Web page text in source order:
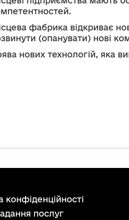
фабрика відкриває
(опанувати) нові
нових технологій, яка
конфіденційності
послуг